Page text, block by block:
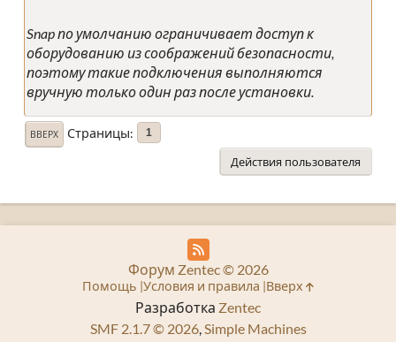
Snap по умолчанию ограничивает доступ к
оборудованию из соображений безопасности,
поэтому такие подключения выполняются
вручную только один раз после установки.
ВВЕРХ Страницы 1
Действия пользователя
Разработка Zentec
SMF 2.1.7 © 2026,Simple Machines
Форум Zentec © 2026
Помощь Условия и правила Вверх